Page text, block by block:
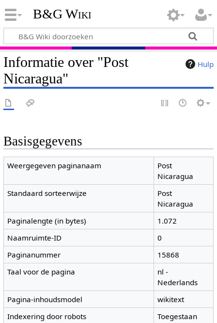
B&G Wiki
Hulp
Informatie over "Post
Nicaragua"
Basisgegevens
Weergegeven paginanaam
Post
Nicaragua
Standaard sorteerwijze
Post
Nicaragua
Paginalengte (in bytes)
1.072
Naamruimte-ID
0
Paginanummer
15868
Taal voor de pagina
nl -
Nederlands
Pagina-inhoudsmodel
wikitext
Indexering door robots
Toegestaan